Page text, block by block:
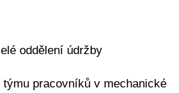
oddělení údržby
týmu pracovníků v mechanické